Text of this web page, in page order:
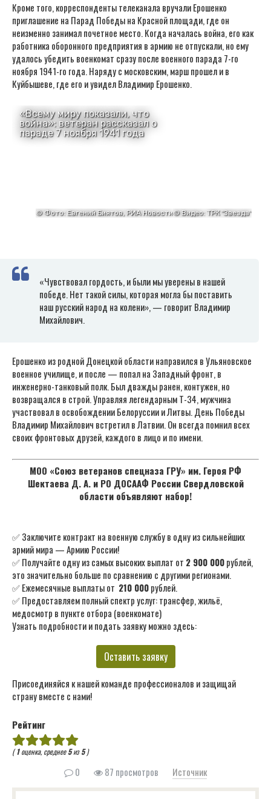
Кроме того, корреспонденты телеканала вручали Ерошенко
приглашение на Парад Победы на Красной площади, где он
неизменно занимал почетное место. Когда началась война, его как
работника оборонного предприятия в армию не отпускали, но ему
удалось убедить военкомат сразу после военного парада 7-го
ноября 1941-го года. Наряду с московским, марш прошел и в
Куйбышеве, где его и увидел Владимир Ерошенко.
«Чувствовал гордость, и были мы уверены в нашей
победе. Нет такой силы, которая могла бы поставить
наш русский народ на колени», — говорит Владимир
Михайлович.
Ерошенко из родной Донецкой области направился в Ульяновское
военное училище, и после — попал на Западный фронт, в
инженерно-танковый полк. Был дважды ранен, контужен, но
возвращался в строй. Управляя легендарным Т-34, мужчина
участвовал в освобождении Белоруссии и Литвы. День Победы
Владимир Михайлович встретил в Латвии. Он всегда помнил всех
своих фронтовых друзей, каждого в лицо и по имени.
МОО «Союз ветеранов спецназа ГРУ» им. Героя РФ
Шектаева Д. А. и РО ДОСААФ России Свердловской
области объявляют набор!
✅ Заключите контракт на военную службу в одну из сильнейших
армий мира — Армию России!
✅ Получайте одну из самых высоких выплат от 2 900 000рублей,
это значительно больше по сравнению с другими регионами.
✅ Ежемесячные выплаты от 210 000рублей.
✅ Предоставляем полный спектр услуг: трансфер, жильё,
медосмотр в пункте отбора (военкомате)
Узнать подробности и подать заявку можно здесь:
Оставить заявку
Присоединяйся к нашей команде профессионалов и защищай
страну вместе с нами!
Рейтинг
(1оценка, среднее5из5)
0 87 просмотров Источник